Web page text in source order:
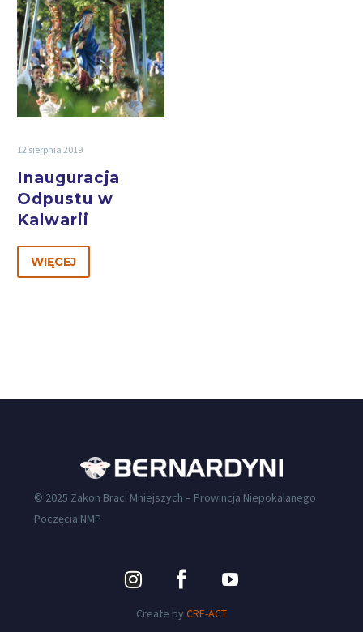
12 sierpnia 2019
Inauguracja
Odpustu w
Kalwarii
WIĘCEJ
© 2025 Zakon Braci Mniejszych – Prowincja Niepokalanego
Poczęcia NMP
Create by CRE-ACT